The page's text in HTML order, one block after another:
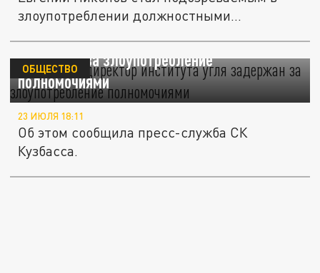
злоупотреблении должностными...
В Кузбассе директор института угля
задержан за злоупотребление
полномочиями
ОБЩЕСТВО
23 ИЮЛЯ 18:11
Об этом сообщила пресс-служба СК
Кузбасса.